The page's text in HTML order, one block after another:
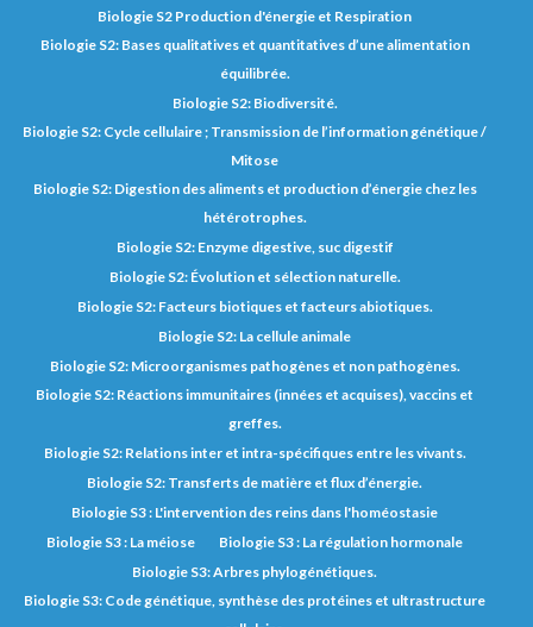
Biologie S2 Production d'énergie et Respiration
Biologie S2: Bases qualitatives et quantitatives d’une alimentation
équilibrée.
Biologie S2: Biodiversité.
Biologie S2: Cycle cellulaire ; Transmission de l’information génétique /
Mitose
Biologie S2: Digestion des aliments et production d’énergie chez les
hétérotrophes.
Biologie S2: Enzyme digestive, suc digestif
Biologie S2: Évolution et sélection naturelle.
Biologie S2: Facteurs biotiques et facteurs abiotiques.
Biologie S2: La cellule animale
Biologie S2: Microorganismes pathogènes et non pathogènes.
Biologie S2: Réactions immunitaires (innées et acquises), vaccins et
greffes.
Biologie S2: Relations inter et intra-spécifiques entre les vivants.
Biologie S2: Transferts de matière et flux d’énergie.
Biologie S3 : L'intervention des reins dans l'homéostasie
Biologie S3 : La méiose
Biologie S3 : La régulation hormonale
Biologie S3: Arbres phylogénétiques.
Biologie S3: Code génétique, synthèse des protéines et ultrastructure